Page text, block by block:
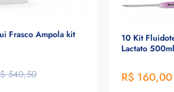
Frasco Ampola kit
540,50
10 Kit
Lactato 500ml
R$ 160,00